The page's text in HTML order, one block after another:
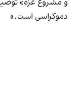
و مشروع غزه»
دموکراسی است.»